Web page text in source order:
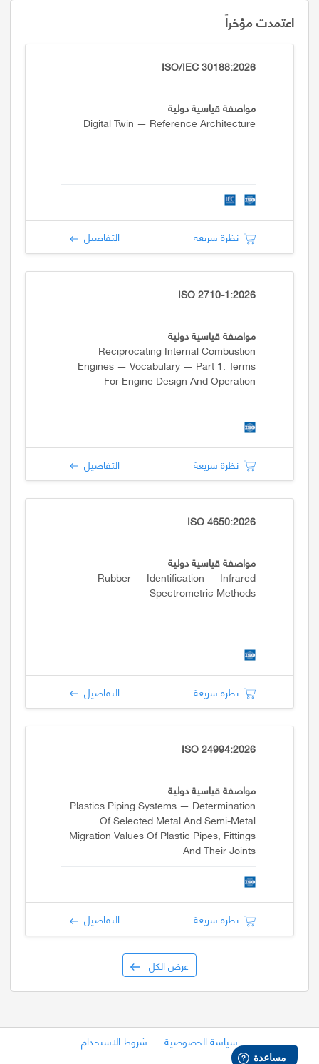
اعتمدت مؤخراً
ISO/IEC 30188:2026
مواصفة قياسية دولية
Digital Twin — Reference Architecture
نظرة سريعة التفاصيل
ISO 2710-1:2026
مواصفة قياسية دولية
Reciprocating Internal Combustion
Engines — Vocabulary — Part 1: Terms
For Engine Design And Operation
نظرة سريعة التفاصيل
ISO 4650:2026
مواصفة قياسية دولية
Rubber — Identification — Infrared
Spectrometric Methods
نظرة سريعة التفاصيل
ISO 24994:2026
مواصفة قياسية دولية
Plastics Piping Systems — Determination
Of Selected Metal And Semi-Metal
Migration Values Of Plastic Pipes, Fittings
And Their Joints
نظرة سريعة التفاصيل
عرض الكل
سياسة الخصوصية
شروط الاستخدام